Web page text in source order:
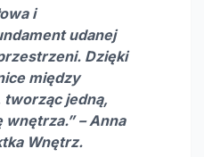
i
udanej
Dzięki
między
tworząc jedną,
– Anna
Wnętrz.